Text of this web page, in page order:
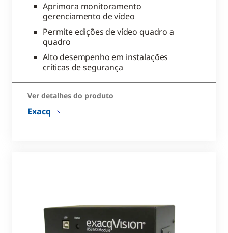
Aprimora monitoramento
gerenciamento de vídeo
Permite edições de vídeo quadro a
quadro
Alto desempenho em instalações
críticas de segurança
Ver detalhes do produto
Exacq